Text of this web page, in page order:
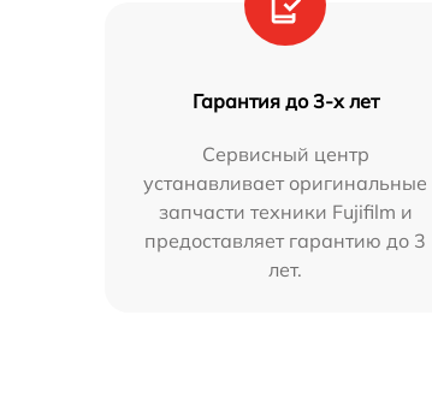
Гарантия до 3-х лет
Сервисный центр
устанавливает оригинальные
запчасти техники Fujifilm и
предоставляет гарантию до 3
лет.